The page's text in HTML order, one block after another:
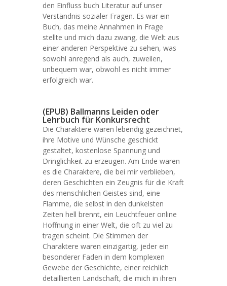
den Einfluss buch Literatur auf unser
Verständnis sozialer Fragen. Es war ein
Buch, das meine Annahmen in Frage
stellte und mich dazu zwang, die Welt aus
einer anderen Perspektive zu sehen, was
sowohl anregend als auch, zuweilen,
unbequem war, obwohl es nicht immer
erfolgreich war.
(EPUB) Ballmanns Leiden oder
Lehrbuch für Konkursrecht
Die Charaktere waren lebendig gezeichnet,
ihre Motive und Wünsche geschickt
gestaltet, kostenlose Spannung und
Dringlichkeit zu erzeugen. Am Ende waren
es die Charaktere, die bei mir verblieben,
deren Geschichten ein Zeugnis für die Kraft
des menschlichen Geistes sind, eine
Flamme, die selbst in den dunkelsten
Zeiten hell brennt, ein Leuchtfeuer online
Hoffnung in einer Welt, die oft zu viel zu
tragen scheint. Die Stimmen der
Charaktere waren einzigartig, jeder ein
besonderer Faden in dem komplexen
Gewebe der Geschichte, einer reichlich
detaillierten Landschaft, die mich in ihren